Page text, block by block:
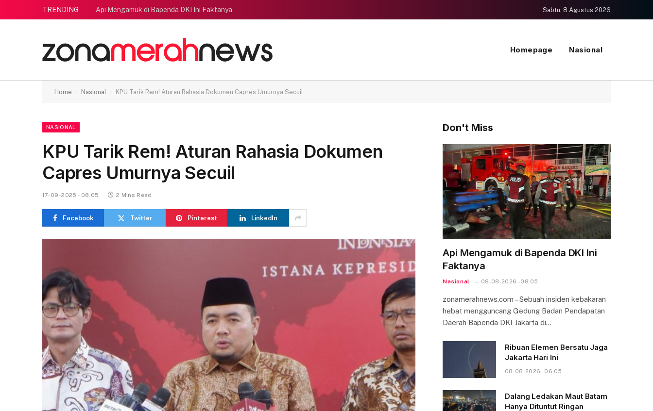
TRENDING Api Mengamuk di Bapenda DKI Ini Faktanya Sabtu, 8 Agustus 2026
Homepage Nasional
Home - Nasional - KPU Tarik Rem! Aturan Rahasia Dokumen Capres Umurnya Secuil
NASIONAL
KPU Tarik Rem! Aturan Rahasia Dokumen
Capres Umurnya Secuil
17-09-2025 - 08.05 2 Mins Read
Facebook Twitter Pinterest LinkedIn
Don't Miss
Api Mengamuk di Bapenda DKI Ini
Faktanya
Nasional 08-08-2026 - 08.05
zonamerahnews.com – Sebuah insiden kebakaran
hebat mengguncang Gedung Badan Pendapatan
Daerah Bapenda DKI Jakarta di…
Ribuan Elemen Bersatu Jaga
Jakarta Hari Ini
08-08-2026 - 06.05
Dalang Ledakan Maut Batam
Hanya Dituntut Ringan